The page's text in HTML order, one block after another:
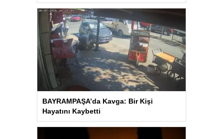
BAYRAMPAŞA’da Kavga: Bir Kişi
Hayatını Kaybetti